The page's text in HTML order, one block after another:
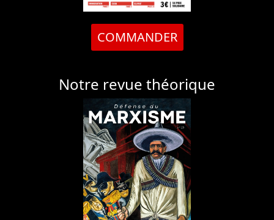
COMMANDER
Notre revue théorique